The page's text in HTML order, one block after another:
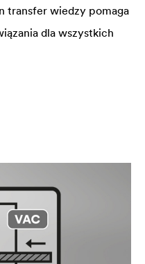
transfer wiedzy pomaga
dla wszystkich